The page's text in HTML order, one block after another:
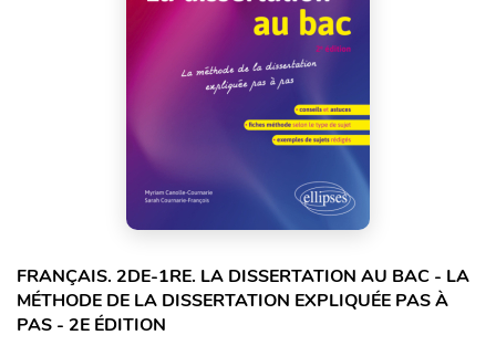
FRANÇAIS. 2DE-1RE. LA DISSERTATION AU BAC - LA
MÉTHODE DE LA DISSERTATION EXPLIQUÉE PAS À
PAS - 2E ÉDITION